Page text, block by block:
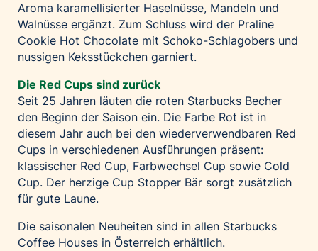
Aroma karamellisierter Haselnüsse, Mandeln und
Walnüsse ergänzt. Zum Schluss wird der Praline
Cookie Hot Chocolate mit Schoko-Schlagobers und
nussigen Keksstückchen garniert.
Die Red Cups sind zurück
Seit 25 Jahren läuten die roten Starbucks Becher
den Beginn der Saison ein. Die Farbe Rot ist in
diesem Jahr auch bei den wiederverwendbaren Red
Cups in verschiedenen Ausführungen präsent:
klassischer Red Cup, Farbwechsel Cup sowie Cold
Cup. Der herzige Cup Stopper Bär sorgt zusätzlich
für gute Laune.
Die saisonalen Neuheiten sind in allen Starbucks
Coffee Houses in Österreich erhältlich.